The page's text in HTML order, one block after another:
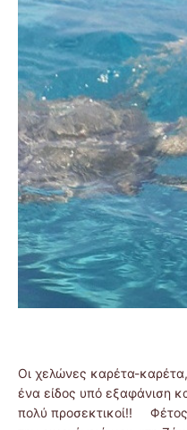
Οι χελώνες καρέτα-
ένα είδος υπό εξαφάνιση
πολύ προσεκτικοί!! Φέτος